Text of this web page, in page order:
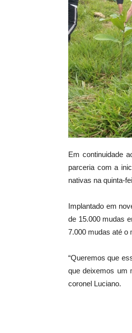
Em continuidade
parceria com a
nativas na quinta-
Implantado em
de 15.000 mudas
7.000 mudas até o
“Queremos que
que deixemos um
coronel Luciano.